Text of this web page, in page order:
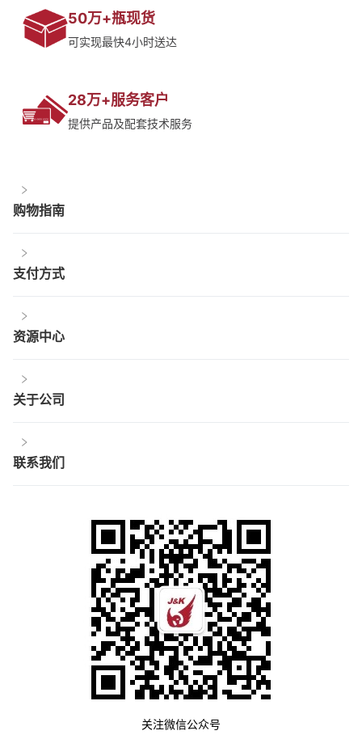
50万+瓶现货
可实现最快4小时送达
28万+服务客户
提供产品及配套技术服务
购物指南
支付方式
资源中心
关于公司
联系我们
关注微信公众号